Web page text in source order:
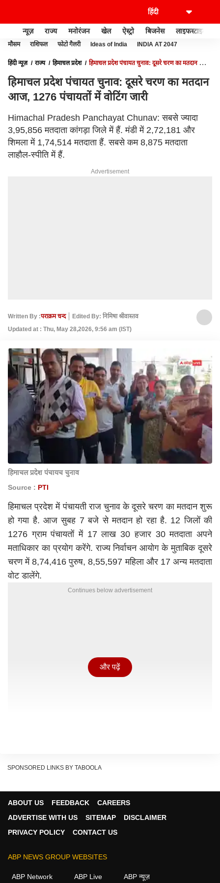
न्यूज़ राज्य मनोरंजन खेल ऐस्ट्रो बिजनेस लाइफस्टाइल
मौसम राशिफल फोटो गैलरी Ideas of India INDIA AT 2047
हिंदी न्यूज़ राज्य हिमाचल प्रदेश
हिमाचल प्रदेश पंचायत चुनाव: दूसरे चरण का मतदान आज,
हिमाचल प्रदेश पंचायत चुनाव: दूसरे चरण का मतदान
आज, 1276 पंचायतों में वोटिंग जारी
Himachal Pradesh Panchayat Chunav: सबसे ज्यादा
3,95,856 मतदाता कांगड़ा जिले में हैं. मंडी में 2,72,181 और
शिमला में 1,74,514 मतदाता हैं. सबसे कम 8,875 मतदाता
लाहौल-स्पीति में हैं.
Advertisement
Written By :पराक्रम चन्द
Edited By: निमिषा श्रीवास्तव
Updated at : Thu, May 28,2026, 9:56 am (IST)
हिमाचल प्रदेश पंचायच चुनाव
Source : PTI
हिमाचल प्रदेश में पंचायती राज चुनाव के दूसरे चरण का मतदान शुरू
हो गया है. आज सुबह 7 बजे से मतदान हो रहा है. 12 जिलों की
1276 ग्राम पंचायतों में 17 लाख 30 हजार 30 मतदाता अपने
मताधिकार का प्रयोग करेंगे. राज्य निर्वाचन आयोग के मुताबिक दूसरे
चरण में 8,74,416 पुरुष, 8,55,597 महिला और 17 अन्य मतदाता
वोट डालेंगे.
Continues below advertisement
निष्पक्ष और शांतिपूर्ण चुनाव के लिए सभी इंतजाम किये गए हैं.
Continues below advertisement
और पढ़ें
SPONSORED LINKS BY TABOOLA
ABOUT US FEEDBACK
CAREERS
ADVERTISE WITH US
SITEMAP
DISCLAIMER
PRIVACY POLICY
CONTACT US
ABP NEWS GROUP WEBSITES
ABP Network ABP Live ABP न्यूज़